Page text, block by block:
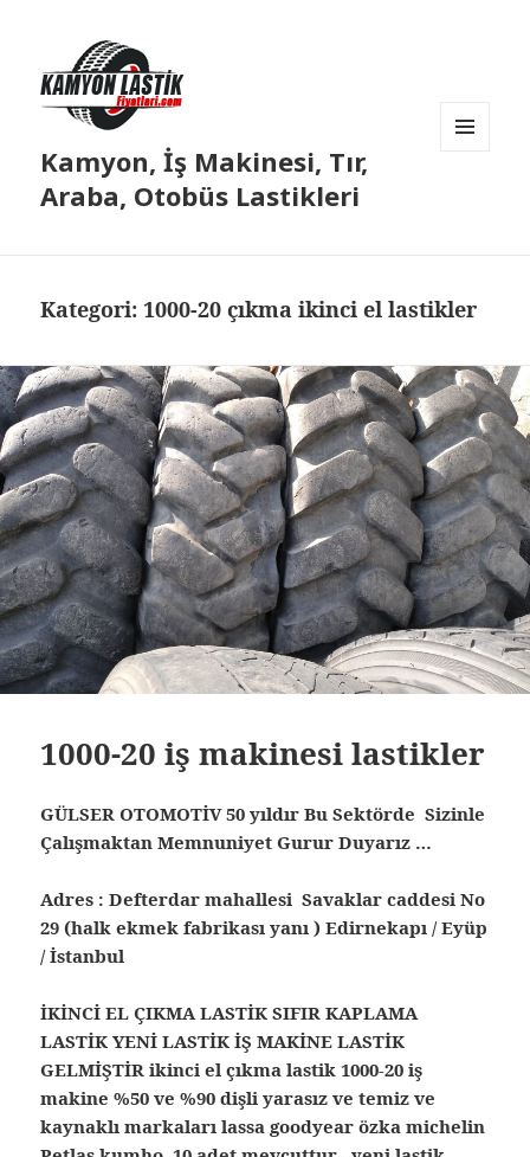
Kamyon, İş Makinesi, Tır,
Araba, Otobüs Lastikleri
Kategori:1000-20 çıkma ikinci el lastikler
1000-20 iş makinesi lastikler
GÜLSER OTOMOTİV 50 yıldır Bu Sektörde Sizinle
Çalışmaktan Memnuniyet Gurur Duyarız …
Adres : Defterdar mahallesi Savaklar caddesi No
29 (halk ekmek fabrikası yanı ) Edirnekapı / Eyüp
/ İstanbul
İKİNCİ EL ÇIKMA LASTİK SIFIR KAPLAMA
LASTİK YENİ LASTİK İŞ MAKİNE LASTİK
GELMİŞTİR ikinci el çıkma lastik 1000-20 iş
makine %50 ve %90 dişli yarasız ve temiz ve
kaynaklı markaları lassa goodyear özka michelin